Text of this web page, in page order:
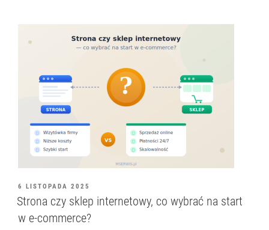
OPUBLIKOWANE
W
6 LISTOPADA 2025
Strona czy sklep internetowy, co wybrać na start
w e-commerce?